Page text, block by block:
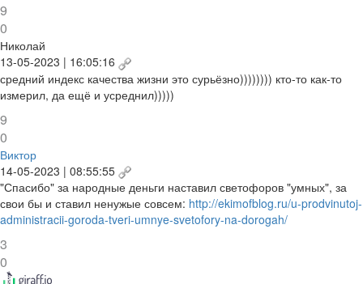
9
0
Николай
13-05-2023 | 16:05:16
средний индекс качества жизни это сурьёзно)))))))) кто-то как-то
измерил, да ещё и усреднил)))))
9
0
Виктор
14-05-2023 | 08:55:55
"Спасибо" за народные деньги наставил светофоров "умных", за
свои бы и ставил ненужые совсем: http://ekimofblog.ru/u-prodvinutoj-
administracii-goroda-tveri-umnye-svetofory-na-dorogah/
3
0